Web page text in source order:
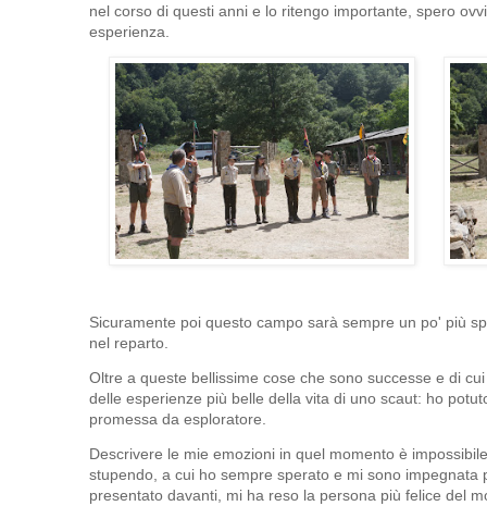
nel corso di questi anni e lo ritengo importante, spero
esperienza.
Sicuramente poi questo campo sarà sempre un po' più
nel reparto.
Oltre a queste bellissime cose che sono successe e di
delle esperienze più belle della vita di uno scaut: ho
promessa da esploratore.
Descrivere le mie emozioni in quel momento è
stupendo, a cui ho sempre sperato e mi sono impegnata
presentato davanti, mi ha reso la persona più felice del